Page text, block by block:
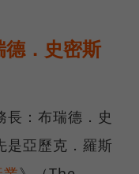
．史密斯
長：布瑞德．史
是亞歷克．羅斯